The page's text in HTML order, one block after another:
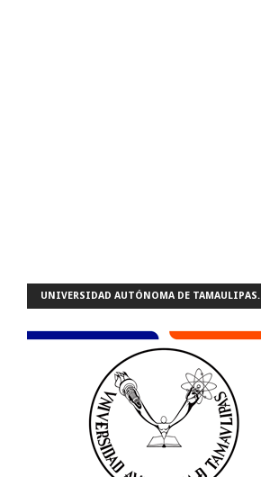
UNIVERSIDAD AUTÓNOMA DE TAMAULIPAS.